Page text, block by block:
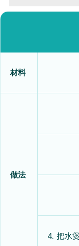
材料
做法
4. 把水